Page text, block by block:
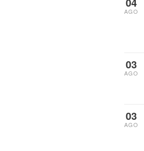
AGO
03
AGO
03
AGO